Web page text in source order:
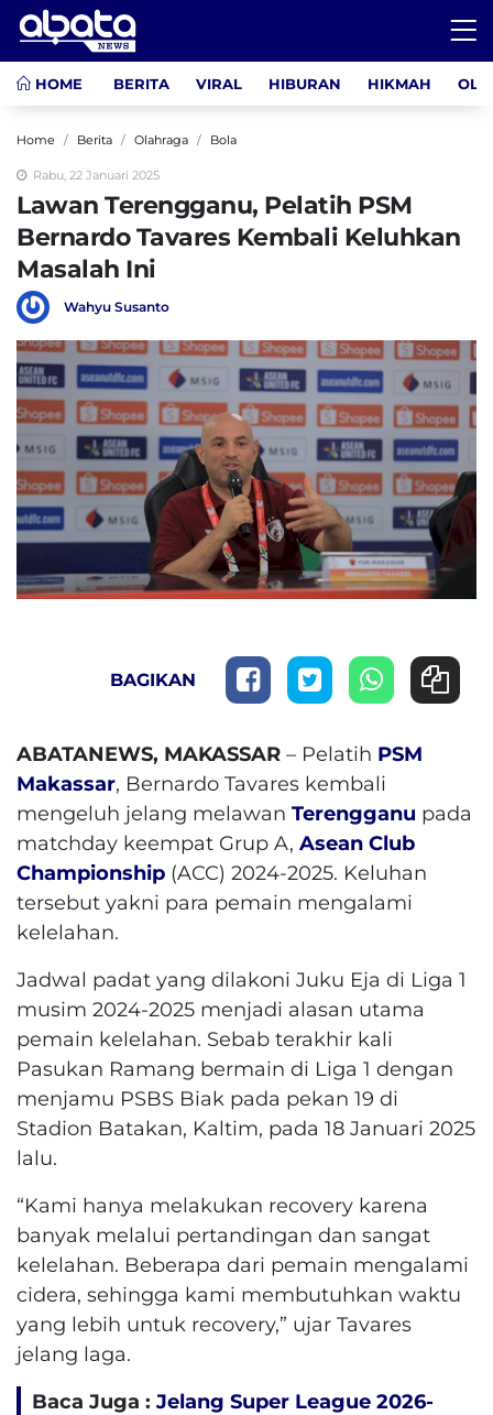
HOME BERITA VIRAL HIBURAN HIKMAH
Home Berita Olahraga Bola
Rabu, 22 Januari 2025
Lawan Terengganu, Pelatih PSM
Bernardo Tavares Kembali Keluhkan
Masalah Ini
Wahyu Susanto
BAGIKAN
ABATANEWS, MAKASSAR – Pelatih PSM
Makassar, Bernardo Tavares kembali
mengeluh jelang melawan Terengganu pada
matchday keempat Grup A, Asean Club
Championship (ACC) 2024-2025. Keluhan
tersebut yakni para pemain mengalami
kelelahan.
Jadwal padat yang dilakoni Juku Eja di Liga 1
musim 2024-2025 menjadi alasan utama
pemain kelelahan. Sebab terakhir kali
Pasukan Ramang bermain di Liga 1 dengan
menjamu PSBS Biak pada pekan 19 di
Stadion Batakan, Kaltim, pada 18 Januari 2025
lalu.
“Kami hanya melakukan recovery karena
banyak melalui pertandingan dan sangat
kelelahan. Beberapa dari pemain mengalami
cidera, sehingga kami membutuhkan waktu
yang lebih untuk recovery,” ujar Tavares
jelang laga.
Baca Juga : Jelang Super League 2026-